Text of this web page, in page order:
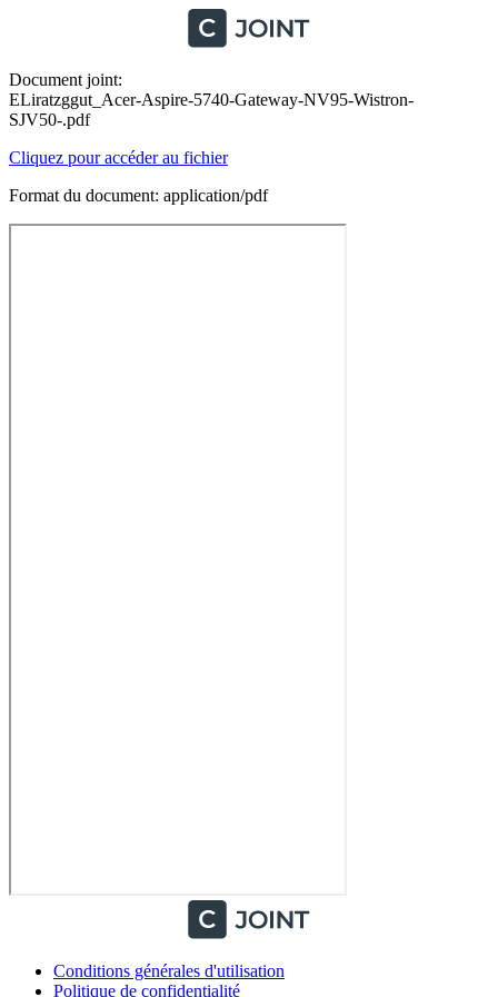
Document joint:
ELiratzggut_Acer-Aspire-5740-Gateway-NV95-Wistron-
SJV50-.pdf
Cliquez pour accéder au fichier
Format du document: application/pdf
Conditions générales d'utilisation
Politique de confidentialité